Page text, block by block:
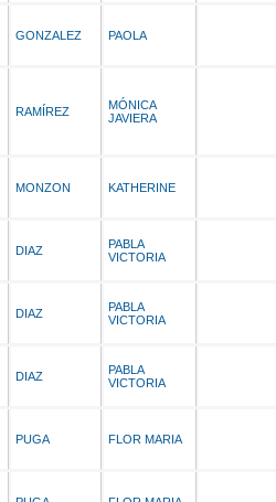
GONZALEZ PAOLA
RAMÍREZ
MÓNICA
JAVIERA
MONZON KATHERINE
DIAZ
PABLA
VICTORIA
DIAZ
PABLA
VICTORIA
DIAZ
PABLA
VICTORIA
PUGA FLOR MARIA